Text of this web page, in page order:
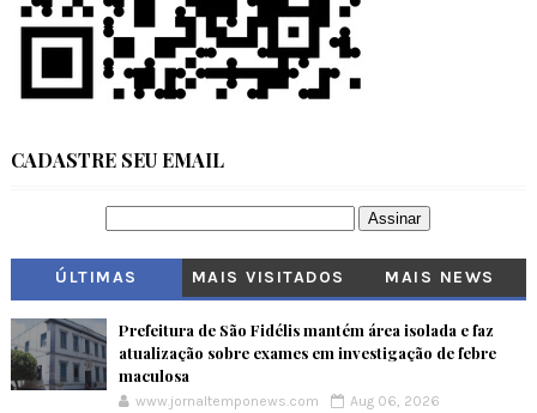
CADASTRE SEU EMAIL
ÚLTIMAS MAIS VISITADOS MAIS NEWS
Prefeitura de São Fidélis mantém área isolada e faz
atualização sobre exames em investigação de febre
maculosa
www.jornaltemponews.com Aug 06, 2026